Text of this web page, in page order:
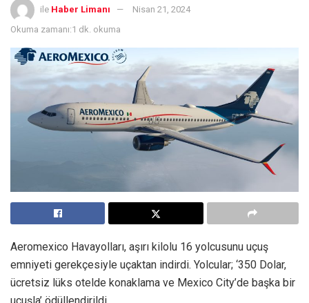
ile Haber Limanı
Nisan 21, 2024
Okuma zamanı:1 dk. okuma
Aeromexico Havayolları, aşırı kilolu 16 yolcusunu uçuş
emniyeti gerekçesiyle uçaktan indirdi. Yolcular; ‘350 Dolar,
ücretsiz lüks otelde konaklama ve Mexico City’de başka bir